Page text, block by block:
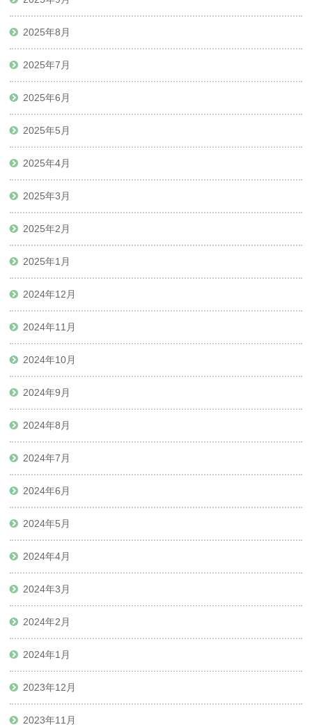
2025年8月
2025年7月
2025年6月
2025年5月
2025年4月
2025年3月
2025年2月
2025年1月
2024年12月
2024年11月
2024年10月
2024年9月
2024年8月
2024年7月
2024年6月
2024年5月
2024年4月
2024年3月
2024年2月
2024年1月
2023年12月
2023年11月